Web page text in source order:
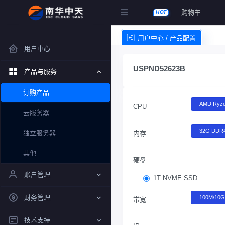
HOT 购物车
用户中心 / 产品配置
用户中心
产品与服务
订购产品
云服务器
独立服务器
其他
账户管理
财务管理
技术支持
USPND52623B
CPU AMD
内存 32G
硬盘
1T NVME SSD
带宽 100M/